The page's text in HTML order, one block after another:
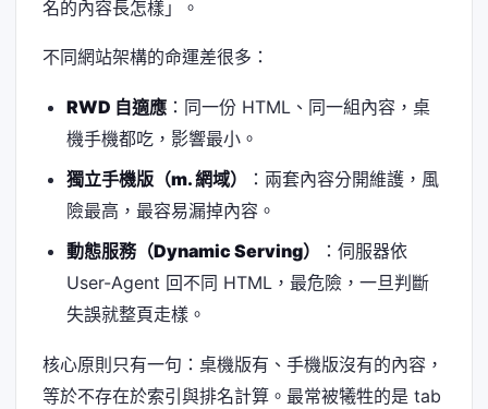
名的內容長怎樣」。
不同網站架構的命運差很多：
RWD 自適應：同一份 HTML、同一組內容，桌
機手機都吃，影響最小。
獨立手機版（m. 網域）
：兩套內容分開維護，風
險最高，最容易漏掉內容。
動態服務（Dynamic Serving）
：伺服器依
User-Agent 回不同 HTML，最危險，一旦判斷
失誤就整頁走樣。
核心原則只有一句：桌機版有、手機版沒有的內容，
等於不存在於索引與排名計算。最常被犧牲的是 tab